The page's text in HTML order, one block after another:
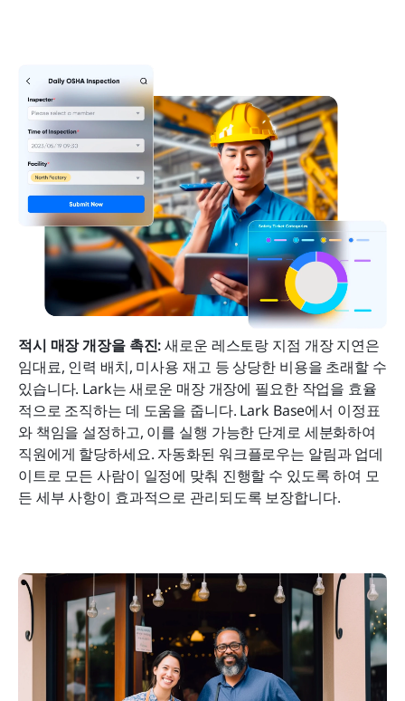
적시 매장 개장을 촉진: 새로운 레스토랑 지점 개장 지연은
임대료, 인력 배치, 미사용 재고 등 상당한 비용을 초래할 수
있습니다. Lark는 새로운 매장 개장에 필요한 작업을 효율
적으로 조직하는 데 도움을 줍니다. Lark Base에서 이정표
와 책임을 설정하고, 이를 실행 가능한 단계로 세분화하여
직원에게 할당하세요. 자동화된 워크플로우는 알림과 업데
이트로 모든 사람이 일정에 맞춰 진행할 수 있도록 하여 모
든 세부 사항이 효과적으로 관리되도록 보장합니다.